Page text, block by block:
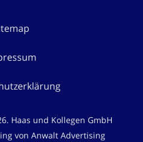
Haas und Kollegen GmbH
von Anwalt Advertising